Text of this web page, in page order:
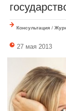
Консультация /
27 мая 2013